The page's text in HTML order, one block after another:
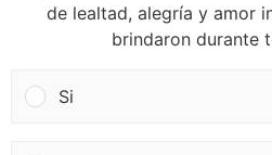
de lealtad, alegría y amor
brindaron durante
Si